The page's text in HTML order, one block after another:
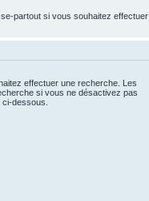
partout si vous souhaitez effectuer
effectuer une recherche. Les
si vous ne désactivez pas
dessous.